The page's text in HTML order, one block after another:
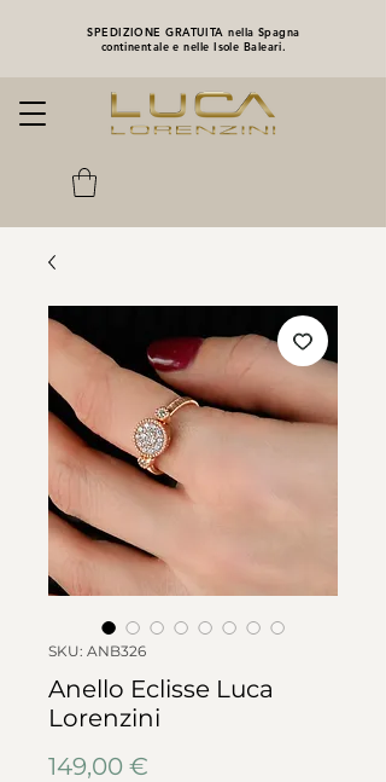
SPEDIZIONE GRATUITA nella Spagna
continentale e nelle Isole Baleari.
SKU: ANB326
Anello Eclisse Luca
Lorenzini
149,00 €